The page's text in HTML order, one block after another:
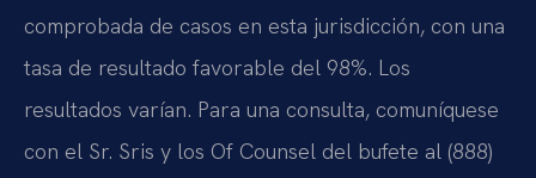
comprobada de casos en esta jurisdicción, con una
tasa de resultado favorable del 98%. Los
resultados varían. Para una consulta, comuníquese
con el Sr. Sris y los Of Counsel del bufete al (888)